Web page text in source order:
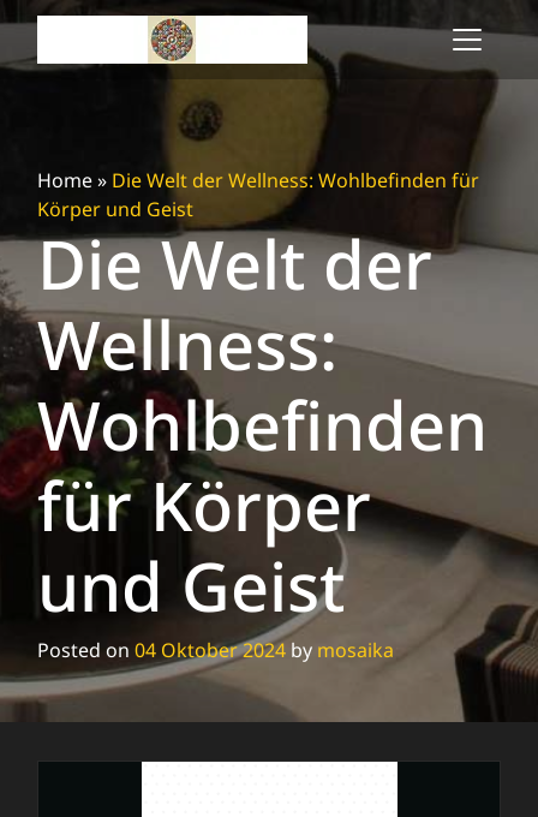
content
Home» Die Welt der Wellness: Wohlbefinden für
Körper und Geist
Die Welt der
Wellness:
Wohlbefinden
für Körper
und Geist
Posted on 04 Oktober 2024 by mosaika